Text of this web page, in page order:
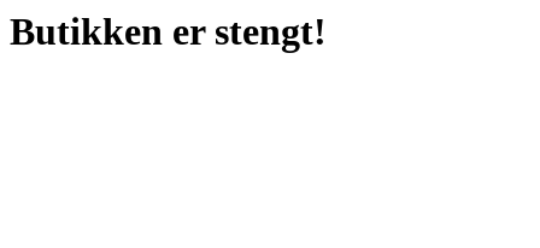
Butikken er stengt!